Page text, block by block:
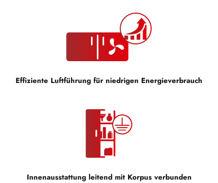
Effiziente Luftführung für niedrigen Energieverbrauch
Innenausstattung leitend mit Korpus verbunden